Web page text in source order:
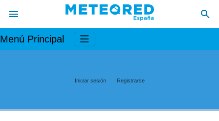
Menú Principal
Iniciar sesión Registrarse